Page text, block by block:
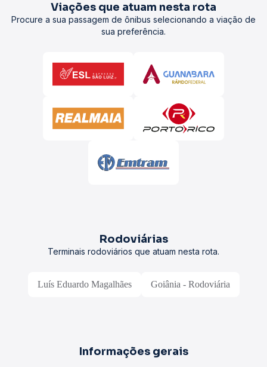
Viações que atuam nesta rota
Procure a sua passagem de ônibus selecionando a viação de
sua preferência.
Rodoviárias
Terminais rodoviários que atuam nesta rota.
Luís Eduardo Magalhães Goiânia - Rodoviária
Informações gerais